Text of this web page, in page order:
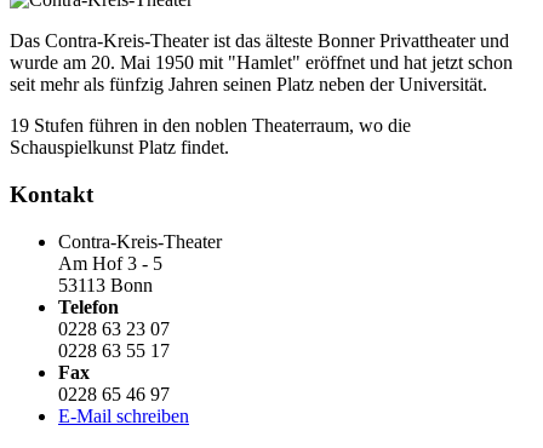
Das Contra-Kreis-Theater ist das älteste Bonner Privattheater und
wurde am 20. Mai 1950 mit "Hamlet" eröffnet und hat jetzt schon
seit mehr als fünfzig Jahren seinen Platz neben der Universität.
19 Stufen führen in den noblen Theaterraum, wo die
Schauspielkunst Platz findet.
Kontakt
Contra-Kreis-Theater
Am Hof 3 - 5
53113 Bonn
Telefon
0228 63 23 07
0228 63 55 17
Fax
0228 65 46 97
E-Mail schreiben